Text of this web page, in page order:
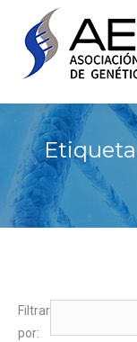
Filtrar
por: